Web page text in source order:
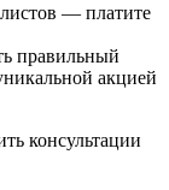
— платите
правильный
акцией
консультации